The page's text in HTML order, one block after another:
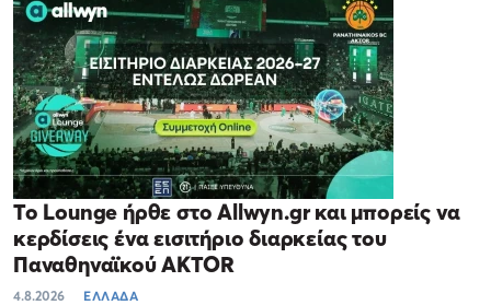
Το Lounge ήρθε στο Allwyn.gr και μπορείς να
κερδίσεις ένα εισιτήριο διαρκείας του
Παναθηναϊκού AKTOR
4.8.2026 ΕΛΛΑΔΑ